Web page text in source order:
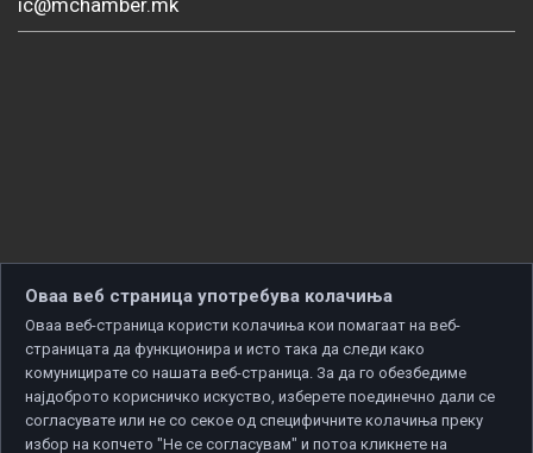
Оваа веб страница употребува колачиња
Оваа веб-страница користи колачиња кои помагаат на веб-
страницата да функционира и исто така да следи како
комуницирате со нашата веб-страница. За да го обезбедиме
најдоброто корисничко искуство, изберете поединечно дали се
согласувате или не со секое од специфичните колачиња преку
избор на копчето "Не се согласувам" и потоа кликнете на